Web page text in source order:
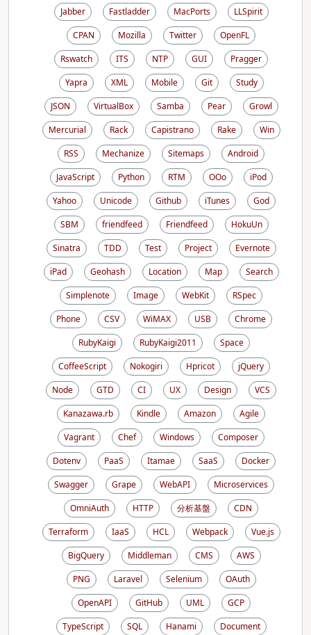
Jabber
Fastladder MacPorts
LLSpirit
CPAN
Mozilla Twitter
OpenFL
Rswatch
ITS NTP GUI
Pragger
Yapra
XML Mobile Git
Study
JSON
VirtualBox Samba Pear
Growl
Mercurial
Rack Capistrano Rake
Win
RSS
Mechanize Sitemaps
Android
JavaScript
Python RTM OOo
iPod
Yahoo
Unicode Github iTunes
God
SBM
friendfeed Friendfeed
HokuUn
Sinatra
TDD Test Project
Evernote
iPad
Geohash Location Map
Search
Simplenote
Image WebKit
RSpec
Phone
CSV WiMAX USB
Chrome
RubyKaigi
RubyKaigi2011
Space
CoffeeScript
Nokogiri Hpricot
jQuery
Node
GTD CI UX Design
VCS
Kanazawa.rb
Kindle Amazon
Agile
Vagrant
Chef Windows
Composer
Dotenv
PaaS Itamae SaaS
Docker
Swagger
Grape WebAPI
Microservices
OmniAuth
HTTP 分析基盤
CDN
Terraform
IaaS HCL Webpack
Vue.js
BigQuery
Middleman CMS
AWS
PNG
Laravel Selenium
OAuth
OpenAPI
GitHub UML
GCP
TypeScript
SQL Hanami Document